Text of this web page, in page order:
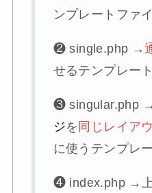
ンプレートファ
❷ single.php →
せるテンプレー
❸ singular.php
ジを 同じレイア
に使うテンプレ
❹ index.php →上